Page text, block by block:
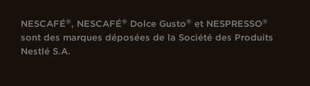
NESCAFÉ®, NESCAFÉ® Dolce Gusto® et NESPRESSO®
sont des marques déposées de la Société des Produits
Nestlé S.A.